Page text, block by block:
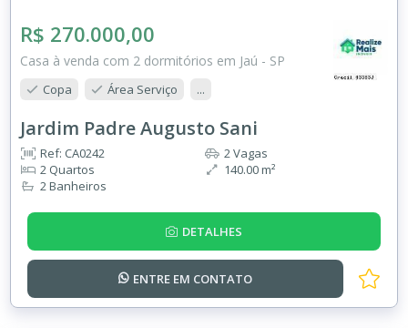
R$ 270.000,00
Casa à venda com 2 dormitórios em Jaú - SP
Copa Área Serviço ...
Jardim Padre Augusto Sani
Ref: CA0242
2 Quartos
2 Banheiros
2 Vagas
140.00 m²
DETALHES
ENTRE EM CONTATO